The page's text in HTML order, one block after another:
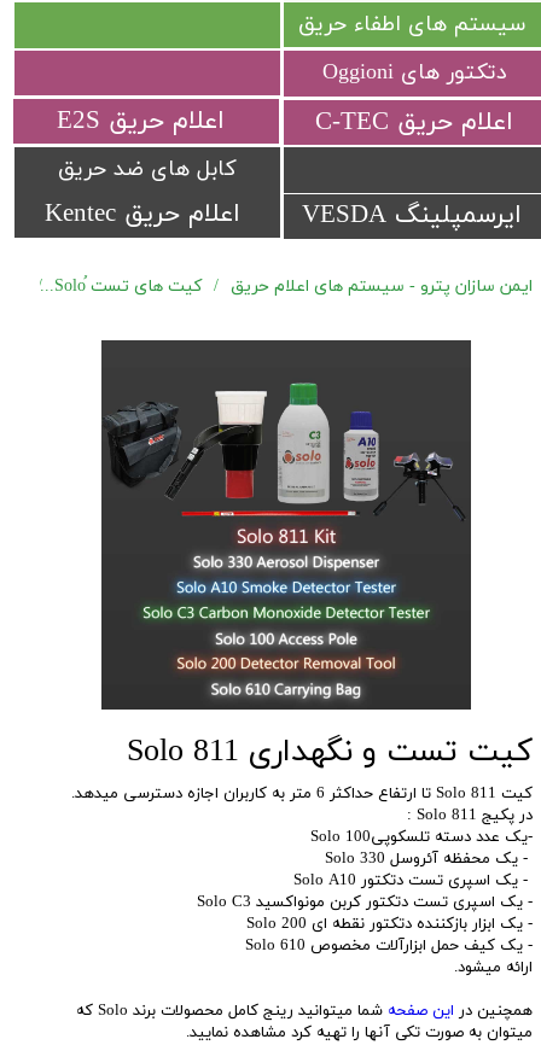
اعلام حریق Kentec
​اعلام حریق C-TEC​​​​​​​ ​اعلام حریق E2S
ایرسمپلینگ VESDA
سیستم های اطفاء حریق
کابل های ضد حریق
دتکتور های Oggioni
ایمن سازان پترو - سیستم های اعلام حریق کیت های تست ُSolo
کیت تست و نگهداری Solo 811
کیت Solo 811 تا ارتفاع حداکثر 6 متر به کاربران اجازه دسترسی میدهد.
در پکیج Solo 811 :
-یک عدد دسته تلسکوپیSolo 100
- یک محفظه آئروسل Solo 330
- یک اسپری تست دتکتور Solo A10
- یک اسپری تست دتکتور کربن مونواکسید Solo C3
- یک ابزار بازکننده دتکتور نقطه ای Solo 200
- یک کیف حمل ابزارآلات مخصوص Solo 610
ارائه میشود.
همچنین در این صفحه
شما میتوانید رینج کامل محصولات برند Solo که
میتوان به صورت تکی آنها را تهیه کرد مشاهده نمایید.